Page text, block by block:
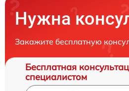
Нужна
Закажите бесплатную
Бесплатная
специалистом